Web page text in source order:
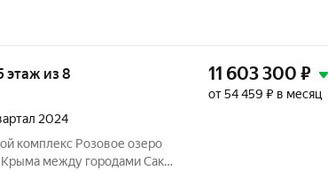
этаж из 8
2024
комплекс Розовое озеро
между городами Саки
11 603 300 ₽
от 54 459 ₽ в месяц